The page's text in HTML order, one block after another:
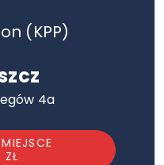
(KPP)
4a
ZŁ